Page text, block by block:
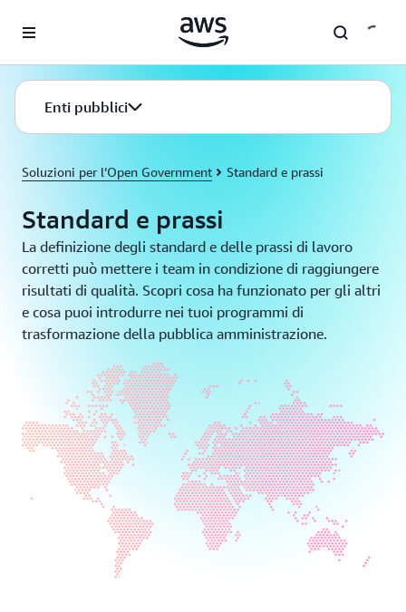
Enti pubblici
Soluzioni per l’Open Government Standard e prassi
Standard e prassi
La definizione degli standard e delle prassi di lavoro
corretti può mettere i team in condizione di raggiungere
risultati di qualità. Scopri cosa ha funzionato per gli altri
e cosa puoi introdurre nei tuoi programmi di
trasformazione della pubblica amministrazione.